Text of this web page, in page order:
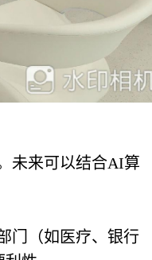
未来可以结合AI算
门（如医疗、银行